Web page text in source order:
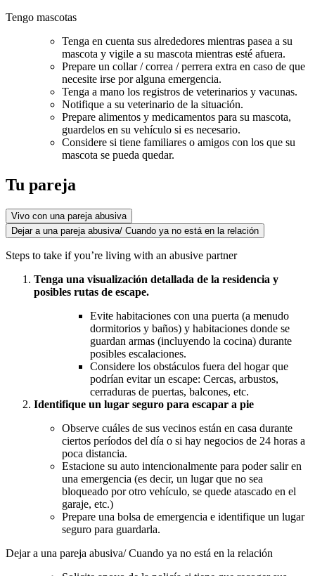
Tengo mascotas
Tenga en cuenta sus alrededores mientras pasea a su
mascota y vigile a su mascota mientras esté afuera.
Prepare un collar / correa / perrera extra en caso de que
necesite irse por alguna emergencia.
Tenga a mano los registros de veterinarios y vacunas.
Notifique a su veterinario de la situación.
Prepare alimentos y medicamentos para su mascota,
guardelos en su vehículo si es necesario.
Considere si tiene familiares o amigos con los que su
mascota se pueda quedar.
Tu pareja
Vivo con una pareja abusiva
Dejar a una pareja abusiva/ Cuando ya no está en la relación
Steps to take if you’re living with an abusive partner
Tenga una visualización detallada de la residencia y
posibles rutas de escape.
Evite habitaciones con una puerta (a menudo
dormitorios y baños) y habitaciones donde se
guardan armas (incluyendo la cocina) durante
posibles escalaciones.
Considere los obstáculos fuera del hogar que
podrían evitar un escape: Cercas, arbustos,
cerraduras de puertas, balcones, etc.
Identifique un lugar seguro para escapar a pie
Observe cuáles de sus vecinos están en casa durante
ciertos períodos del día o si hay negocios de 24 horas a
poca distancia.
Estacione su auto intencionalmente para poder salir en
una emergencia (es decir, un lugar que no sea
bloqueado por otro vehículo, se quede atascado en el
garaje, etc.)
Prepare una bolsa de emergencia e identifique un lugar
seguro para guardarla.
Dejar a una pareja abusiva/ Cuando ya no está en la relación